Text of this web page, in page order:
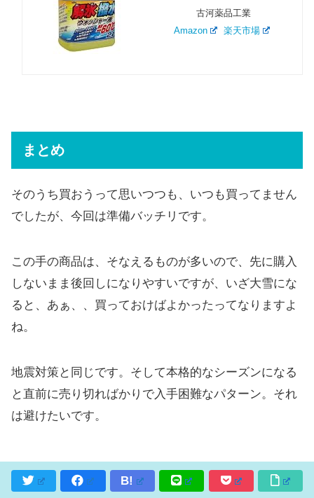
古河薬品工業
Amazon
楽天市場
まとめ
そのうち買おうって思いつつも、いつも買ってません
でしたが、今回は準備バッチリです。
この手の商品は、そなえるものが多いので、先に購入
しないまま後回しになりやすいですが、いざ大雪にな
ると、あぁ、、買っておけばよかったってなりますよ
ね。
地震対策と同じです。そして本格的なシーズンになる
と直前に売り切ればかりで入手困難なパターン。それ
は避けたいです。
B!